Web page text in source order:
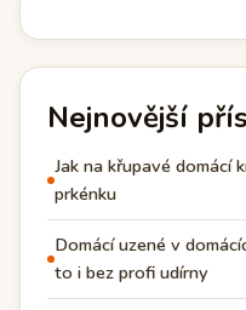
Nejnovější
Jak na křupavé domácí
prkénku
Domácí uzené v
to i bez profi udírny